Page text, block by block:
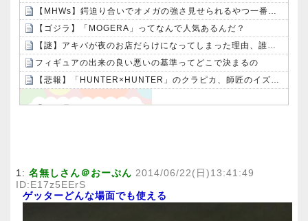
【MHWs】鍔迫り合いでオメガの強さ見せられるやつ一番すき
【ゴジラ】「MOGERA」ってなんで人気あるんだ？
【謎】アキバが夜のお店だらけになってしまった理由、誰にも分からないｗｗｗｗ：26/08/08のニュース
フィギュアの出来の良い悪いの基準ってどこで決まるの
【悲報】「HUNTER×HUNTER」のクラピカ、師匠のイズナビに対する態度が本当に酷い！！
1: 名無しさん＠おーぷん 2014/06/22(日)13:41:49
ID:E17z5EErS
ゲッターどんな場面でも使える